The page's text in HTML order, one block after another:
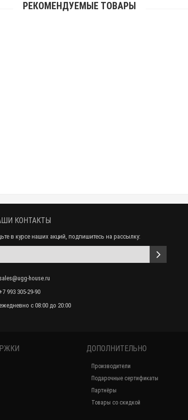
РЕКОМЕНДУЕМЫЕ ТОВАРЫ
Женские Ботинки UGG Shanti - White
КОНТАКТЫ
в курсе наших акций, подпишитесь на рассылку:
sales@ugg-house.ru
+7 993 305-29-90
с 08:00 до 20:00
ДОПОЛНИТЕЛЬНО
Производители
Подарочные сертификаты
Партнёры
Товары со скидкой